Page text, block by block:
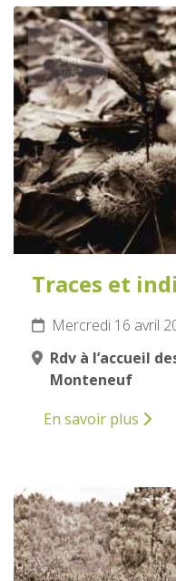
16
AVRIL
2025
Traces et
Mercredi 16 avril
Rdv à l’accueil
Monteneuf
En savoir plus
19
AVRIL
2025